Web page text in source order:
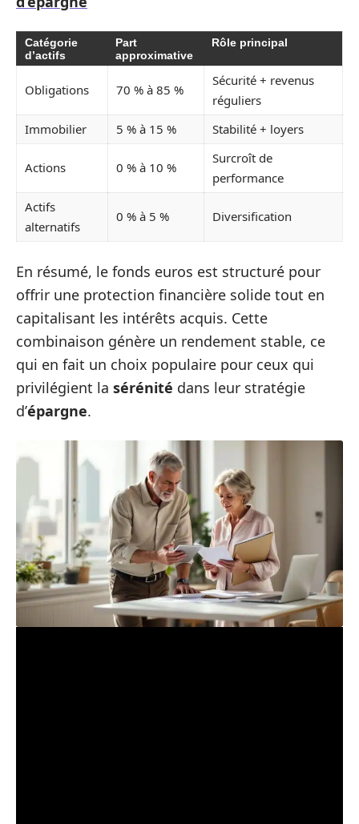
Catégorie
d’actifs
Part
approximative
Rôle principal
Obligations 70 % à 85 %
Sécurité + revenus
réguliers
Immobilier
5 % à 15 % Stabilité + loyers
Actions 0 % à 10 %
Surcroît de
performance
Actifs
alternatifs
0 % à 5 % Diversification
En résumé, le fonds euros est structuré pour
offrir une protection financière solide tout en
capitalisant les intérêts acquis. Cette
combinaison génère un rendement stable, ce
qui en fait un choix populaire pour ceux qui
privilégient la sérénité dans leur stratégie
d’épargne.